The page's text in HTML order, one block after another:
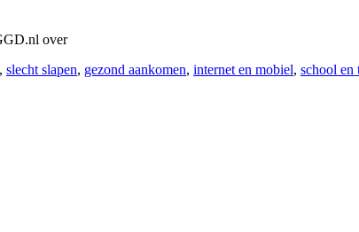
over
, slecht slapen, gezond aankomen, internet en mobiel, school en